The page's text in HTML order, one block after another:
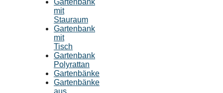
Gartenbank
mit
Stauraum
Gartenbank
mit
Tisch
Gartenbank
Polyrattan
Gartenbänke
Gartenbänke
aus